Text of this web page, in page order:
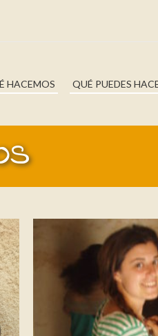
HACEMOS QUÉ PUEDES